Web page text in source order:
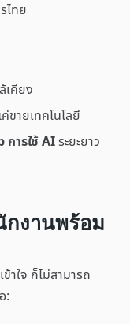
ไทย
เคียง
ขายเทคโนโลยี
ารใช้ AIระยะยาว
งานพร้อม
าใจ ก็ไม่สามารถ
: